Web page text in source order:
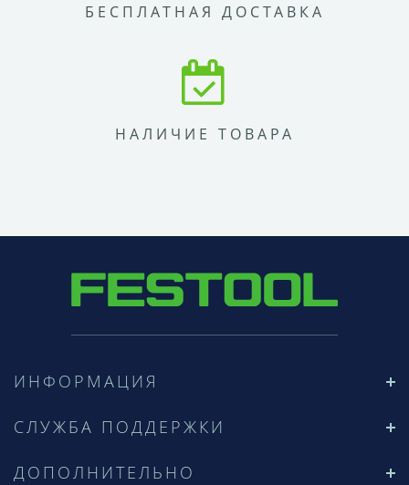
БЕСПЛАТНАЯ ДОСТАВКА
НАЛИЧИЕ ТОВАРА
ИНФОРМАЦИЯ
СЛУЖБА ПОДДЕРЖКИ
ДОПОЛНИТЕЛЬНО